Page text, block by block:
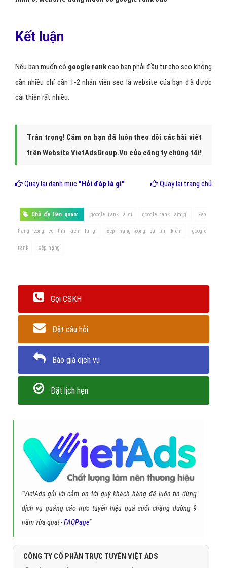
Kết luận
Nếu bạn muốn có google rankcao bạn phải đầu tư cho seo không
cần nhiều chỉ cần 1-2 nhân viên seo là website của bạn đã được
cải thiện rất nhiều.
Trân trọng! Cảm ơn bạn đã luôn theo dõi các bài viết
trên Website VietAdsGroup.Vn của công ty chúng tôi!
Quay lại danh mục "Hỏi đáp là gì" Quay lại trang chủ
Chủ đề liên quan: google rank là gì google rank làm gì xếp
hạng công cụ tìm kiếm là gì xếp hạng công cụ tìm kiếm google
rank xếp hạng
Gọi CSKH
Đặt câu hỏi
Báo giá dịch vụ
Đặt lịch hẹn
"VietAds gửi lời cảm ơn tới quý khách hàng đã luôn tin dùng
dịch vụ quảng cáo trực tuyến hiệu quả suốt chặng đường 9
năm vừa qua! -FAQPage"
CÔNG TY CỔ PHẦN TRỰC TUYẾN VIỆT ADS